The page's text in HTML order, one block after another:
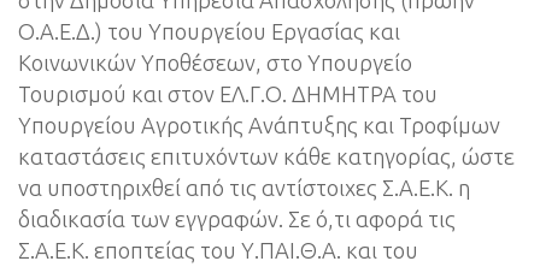
Ο.Α.Ε.Δ.) του Υπουργείου Εργασίας και
Κοινωνικών Υποθέσεων, στο Υπουργείο
Τουρισμού και στον ΕΛ.Γ.Ο. ΔΗΜΗΤΡΑ του
Υπουργείου Αγροτικής Ανάπτυξης και Τροφίμων
καταστάσεις επιτυχόντων κάθε κατηγορίας, ώστε
να υποστηριχθεί από τις αντίστοιχες Σ.Α.Ε.Κ. η
διαδικασία των εγγραφών. Σε ό,τι αφορά τις
Σ.Α.Ε.Κ. εποπτείας του Υ.ΠΑΙ.Θ.Α. και του